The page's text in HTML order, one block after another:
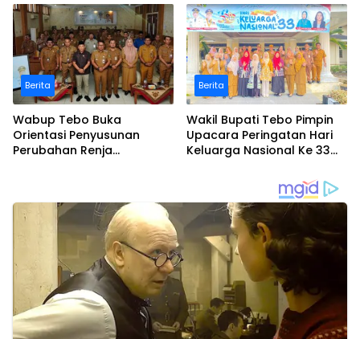
Perwakilan ASEAN Partai
Perubahan di Malaysia
Anggaran Rp70 Miliar
Berita
Wabup Tebo Buka
Orientasi Penyusunan
Perubahan Renja
Berita
Wakil Bupati Tebo Pimpin
Upacara Peringatan Hari
Keluarga Nasional Ke 33